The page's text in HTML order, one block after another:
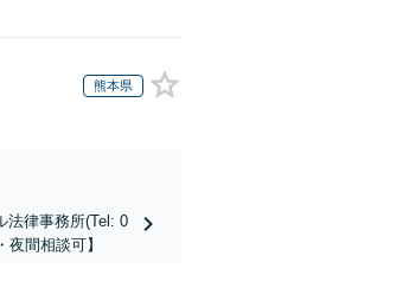
熊本県
法律事務所(Tel: 0
間相談可】